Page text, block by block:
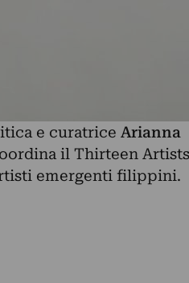
e curatrice Arianna
il Thirteen Artists
emergenti filippini.